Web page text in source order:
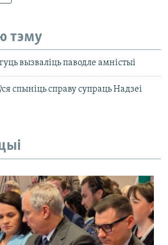
тэму
вызваліць паводле амністыі
спыніць справу супраць Надзеі